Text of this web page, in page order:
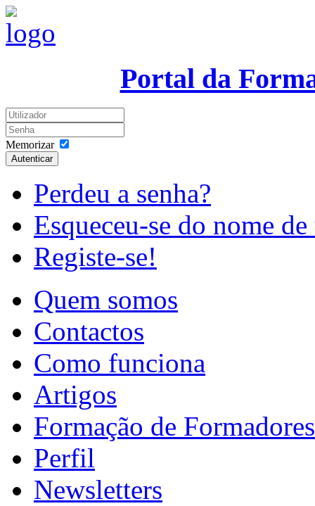
Portal da
Memorizar
Autenticar
Perdeu a senha?
Esqueceu-se do nome
Registe-se!
Quem somos
Contactos
Como funciona
Artigos
Formação de Formadores
Perfil
Newsletters